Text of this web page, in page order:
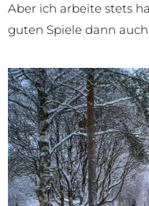
Aber ich arbeite stets
guten Spiele dann